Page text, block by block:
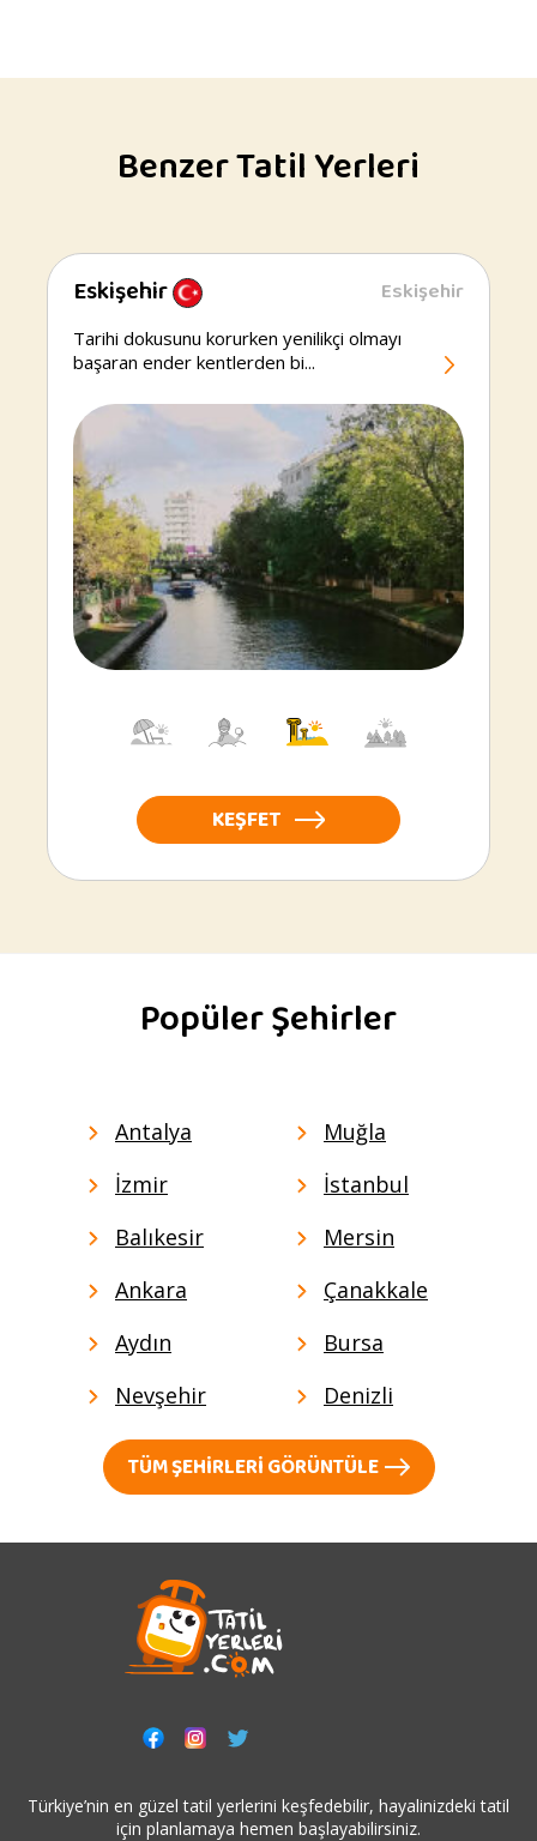
Benzer Tatil Yerleri
Eskişehir
Eskişehir Eskişehir
Tarihi dokusunu korurken yenilikçi olmayı
başaran ender kentlerden bi...
KEŞFET
Popüler Şehirler
Antalya
Muğla
İzmir
İstanbul
Balıkesir
Mersin
Ankara
Çanakkale
Aydın
Bursa
Nevşehir
Denizli
TÜM ŞEHIRLERI GÖRÜNTÜLE
Türkiye’nin en güzel tatil yerlerini keşfedebilir, hayalinizdeki tatil
için planlamaya hemen başlayabilirsiniz.